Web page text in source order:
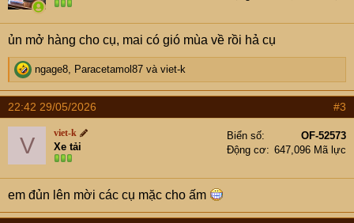
ủn mở hàng cho cụ, mai có gió mùa về rồi hả cụ
R
e
a
c
t
i
n
s
:
ngage8, Paracetamol87 và viet-k
22:42 29/05/2026 #3
V viet-k
Xe tải
Biển số
OF-52573
Động cơ
647,096 Mã lực
em đủn lên mời các cụ mặc cho ấm